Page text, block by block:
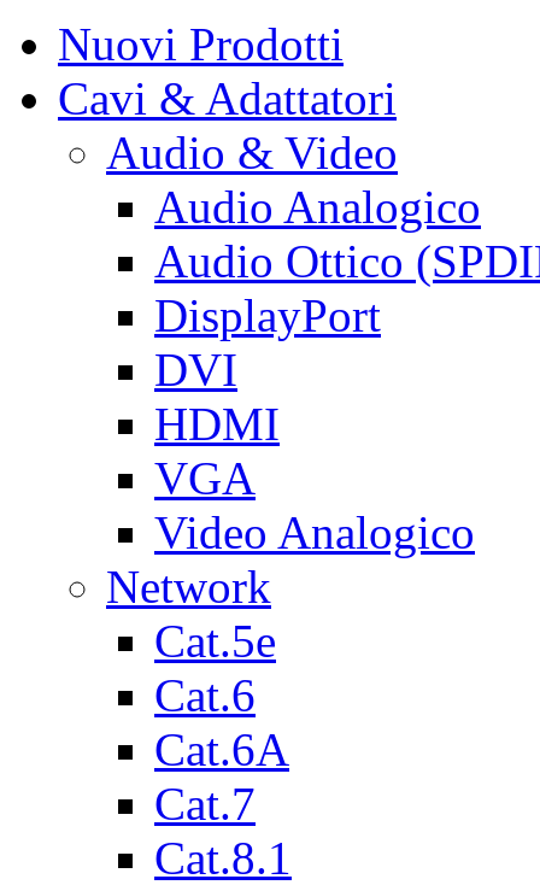
Nuovi Prodotti
Cavi & Adattatori
Audio & Video
Audio Analogico
Audio Ottico
DisplayPort
DVI
HDMI
VGA
Video Analogico
Network
Cat.5e
Cat.6
Cat.6A
Cat.7
Cat.8.1